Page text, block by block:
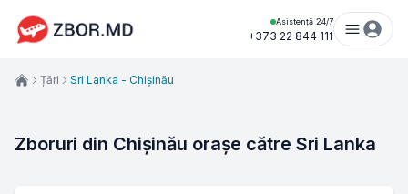
Asistență 24/7
+373 22 844 111
Țări Sri Lanka - Chișinău
Zboruri din Chișinău orașe către Sri Lanka